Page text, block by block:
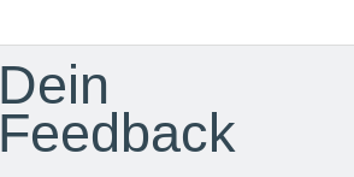
Dein
Feedback